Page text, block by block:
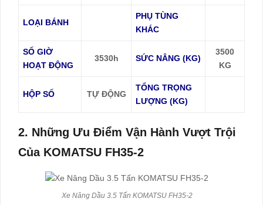
LOẠI BÁNH
PHỤ TÙNG
KHÁC
SỐ GIỜ
HOẠT ĐỘNG
3530h SỨC NÂNG (KG)
3500
KG
HỘP SỐ TỰ ĐỘNG
TỔNG TRỌNG
LƯỢNG (KG)
2. Những Ưu Điểm Vận Hành Vượt Trội
Của KOMATSU FH35-2
Xe Nâng Dầu 3.5 Tấn KOMATSU FH35-2